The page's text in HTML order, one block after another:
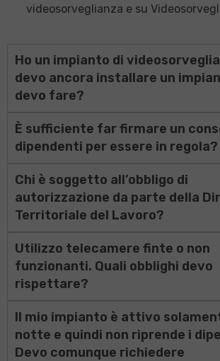
videosorveglianza e su
Ho un impianto di
devo ancora installare un
devo fare?
È sufficiente far firmare un
dipendenti per essere in regola?
Chi è soggetto all’obbligo di
autorizzazione da parte della
Territoriale del Lavoro?
Utilizzo telecamere finte o non
funzionanti. Quali obblighi devo
rispettare?
Il mio impianto è attivo
notte e quindi non riprende i
Devo comunque richiedere